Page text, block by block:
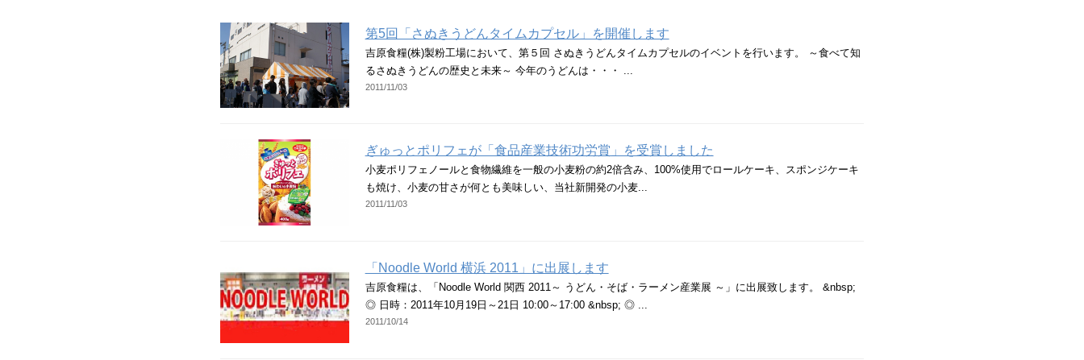
第5回「さぬきうどんタイムカプセル」を開催します
吉原食糧(株)製粉工場において、第５回 さぬきうどんタイムカプセルのイベントを行います。 ～食べて知
るさぬきうどんの歴史と未来～ 今年のうどんは・・・ ...
2011/11/03
ぎゅっとポリフェが「食品産業技術功労賞」を受賞しました
小麦ポリフェノールと食物繊維を一般の小麦粉の約2倍含み、100%使用でロールケーキ、スポンジケーキ
も焼け、小麦の甘さが何とも美味しい、当社新開発の小麦...
2011/11/03
「Noodle World 横浜 2011」に出展します
吉原食糧は、「Noodle World 関西 2011～ うどん・そば・ラーメン産業展 ～」に出展致します。 &nbsp;
◎ 日時：2011年10月19日～21日 10:00～17:00 &nbsp; ◎ ...
2011/10/14